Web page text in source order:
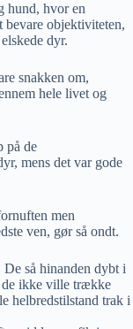
hund, hvor en
objektiviteten,
dyr.
snakken om,
hele livet og
på de
mens det var gode
men
ven, gør så ondt.
så hinanden dybt i
de ikke ville trække
helbredstilstand trak i